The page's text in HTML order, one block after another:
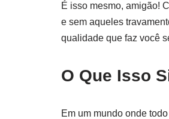
É isso mesmo, amigão!
e sem aqueles
qualidade que faz você
O Que Isso
Em um mundo onde